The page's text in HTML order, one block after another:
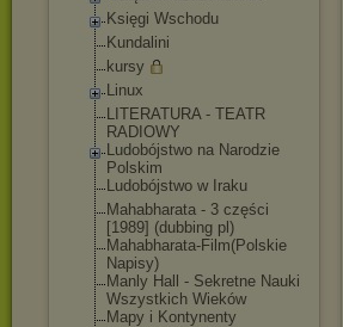
Księgi Wschodu
Kundalini
kursy
Linux
LITERATURA - TEATR
RADIOWY
Ludobójstwo na Narodzie
Polskim
Ludobójstwo w Iraku
Mahabharata - 3 części
[1989] (dubbing pl)
Mahabharata-Film(Polskie
Napisy)
Manly Hall - Sekretne Nauki
Wszystkich Wieków
Mapy i Kontynenty